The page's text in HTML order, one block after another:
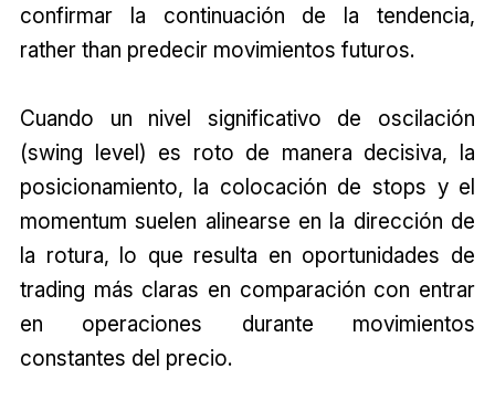
confirmar la continuación de la tendencia,
rather than predecir movimientos futuros.
Cuando un nivel significativo de oscilación
(swing level) es roto de manera decisiva, la
posicionamiento, la colocación de stops y el
momentum suelen alinearse en la dirección de
la rotura, lo que resulta en oportunidades de
trading más claras en comparación con entrar
en operaciones durante movimientos
constantes del precio.